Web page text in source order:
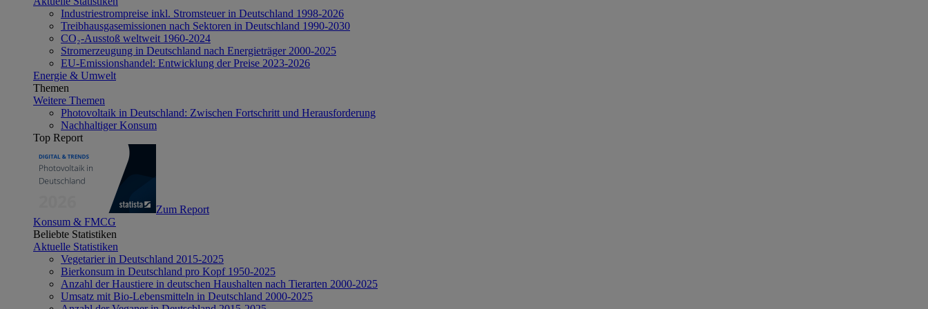
Industriestrompreise inkl. Stromsteuer in Deutschland 1998-2026
Treibhausgasemissionen nach Sektoren in Deutschland 1990-2030
CO₂-Ausstoß weltweit 1960-2024
Stromerzeugung in Deutschland nach Energieträger 2000-2025
EU-Emissionshandel: Entwicklung der Preise 2023-2026
Energie & Umwelt
Themen
Weitere Themen
Photovoltaik in Deutschland: Zwischen Fortschritt und Herausforderung
Nachhaltiger Konsum
Top Report
Zum Report
Konsum & FMCG
Beliebte Statistiken
Aktuelle Statistiken
Vegetarier in Deutschland 2015-2025
Bierkonsum in Deutschland pro Kopf 1950-2025
Anzahl der Haustiere in deutschen Haushalten nach Tierarten 2000-2025
Umsatz mit Bio-Lebensmitteln in Deutschland 2000-2025